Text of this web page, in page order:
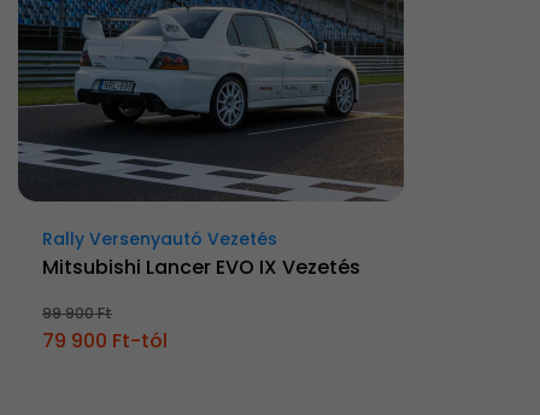
Rally Versenyautó Vezetés
Mitsubishi Lancer EVO IX Vezetés
99 900 Ft
79 900 Ft-tól